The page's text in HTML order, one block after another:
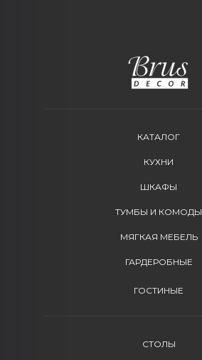
КАТАЛОГ
КУХНИ
ШКАФЫ
ТУМБЫ И КОМОДЫ
МЯГКАЯ МЕБЕЛЬ
ГАРДЕРОБНЫЕ
ГОСТИНЫЕ
СТОЛЫ